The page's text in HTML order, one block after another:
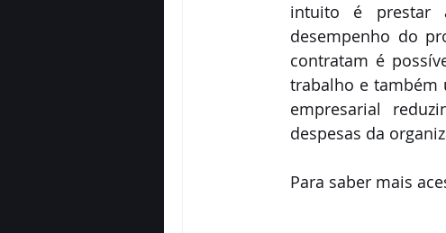
intuito é prestar
desempenho do
contratam é
trabalho e também
empresarial
despesas da
Para saber mais